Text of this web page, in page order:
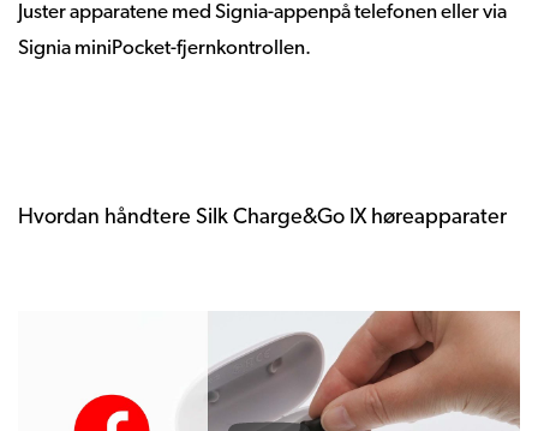
Juster apparatene med Signia-appenpå telefonen eller via
Signia miniPocket-fjernkontrollen.
Hvordan håndtere Silk Charge&Go IX høreapparater